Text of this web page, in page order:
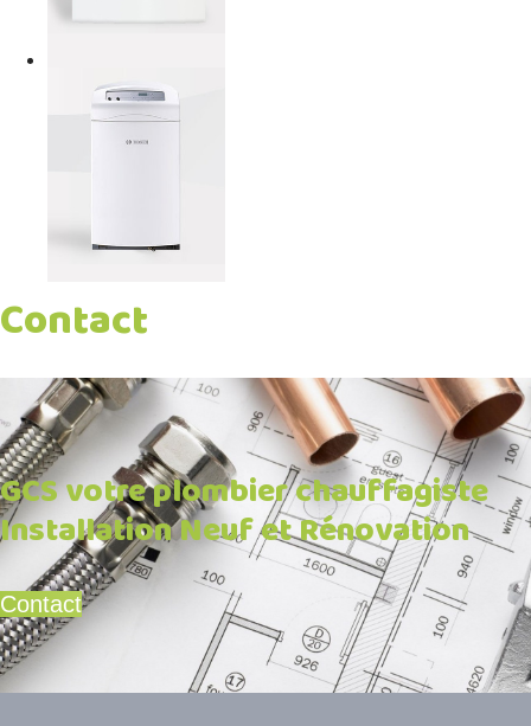
Contact
GCS votre plombier chauffagiste
Installation Neuf et Rénovation
Contact